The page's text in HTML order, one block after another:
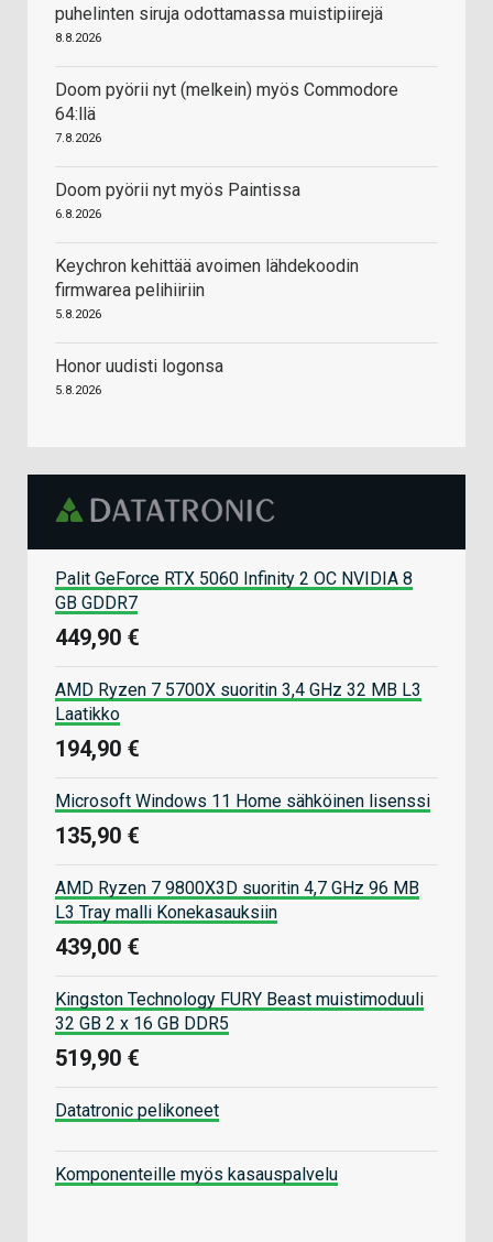
puhelinten siruja odottamassa muistipiirejä
8.8.2026
Doom pyörii nyt (melkein) myös Commodore
64:llä
7.8.2026
Doom pyörii nyt myös Paintissa
6.8.2026
Keychron kehittää avoimen lähdekoodin
firmwarea pelihiiriin
5.8.2026
Honor uudisti logonsa
5.8.2026
Palit GeForce RTX 5060 Infinity 2 OC NVIDIA 8
GB GDDR7
449,90 €
AMD Ryzen 7 5700X suoritin 3,4 GHz 32 MB L3
Laatikko
194,90 €
Microsoft Windows 11 Home sähköinen lisenssi
135,90 €
AMD Ryzen 7 9800X3D suoritin 4,7 GHz 96 MB
L3 Tray malli Konekasauksiin
439,00 €
Kingston Technology FURY Beast muistimoduuli
32 GB 2 x 16 GB DDR5
519,90 €
Datatronic pelikoneet
Komponenteille myös kasauspalvelu